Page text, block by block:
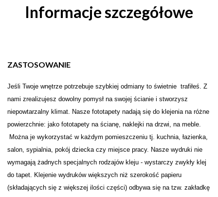
Informacje szczegółowe
ZASTOSOWANIE
Jeś li Twoje wnętrze potrzebuje szybkiej odmiany to świetnie trafiłeś. Z
nami zrealizujesz dowolny pomysł na swojej ścianie i stworzysz
niepowtarzalny klimat. Nasze fototapety nadają się do klejenia na różne
powierzchnie: jako fototapety na ścianę, naklejki na drzwi, na meble.
Można je wykorzystać w każdym pomieszczeniu tj. kuchnia, łazienka,
salon, sypialnia, pokój dziecka czy miejsce pracy. Nasze wydruki nie
wymagają żadnych specjalnych rodzajów kleju - wystarczy zwykły klej
do tapet. Klejenie wydruków większych niż szerokość papieru
(składających się z większej ilości części) odbywa się na tzw. zakładkę